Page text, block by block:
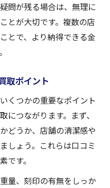
問が残る場合は、無理に
とが大切です。複数の店
とで、より納得できる金
取ポイント
くつかの重要なポイント
につながります。まず、
どうか、店舗の清潔感や
しょう。これらは口コミ
です。
量、刻印の有無をしっか